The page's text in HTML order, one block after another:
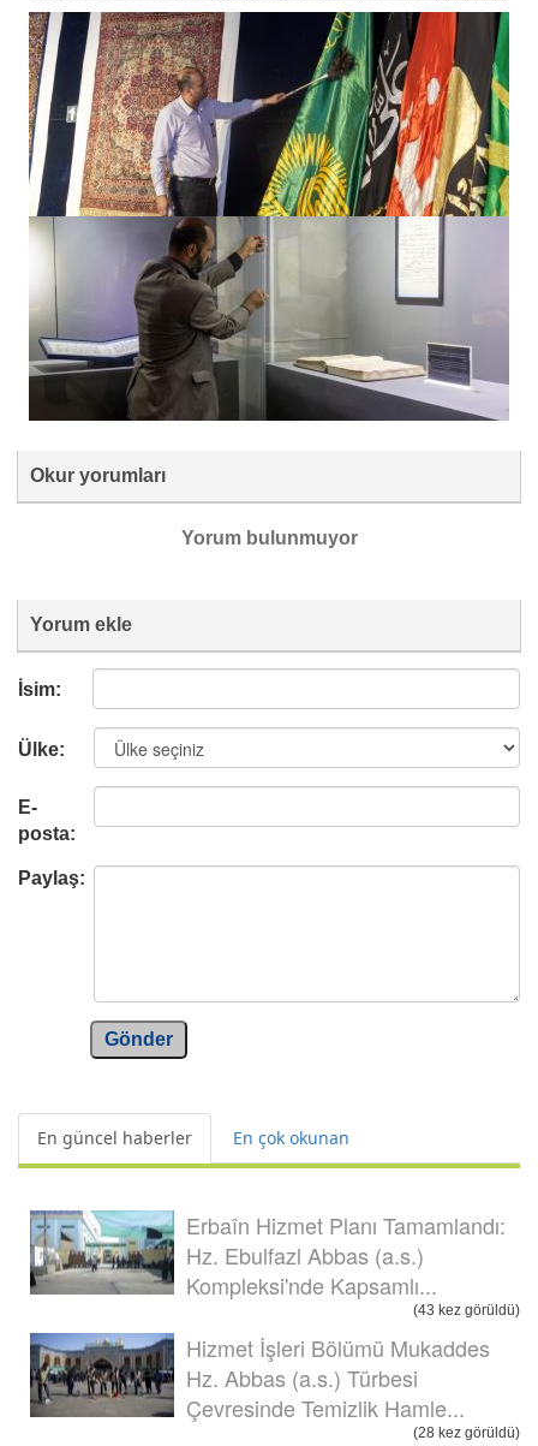
Okur yorumları
Yorum bulunmuyor
Yorum ekle
İsim:
Ülke:
E-
posta:
Paylaş:
Gönder
En güncel haberler En çok okunan
Erbaîn Hizmet Planı Tamamlandı:
Hz. Ebulfazl Abbas (a.s.)
Kompleksi'nde Kapsamlı...
(43 kez görüldü)
Hizmet İşleri Bölümü Mukaddes
Hz. Abbas (a.s.) Türbesi
Çevresinde Temizlik Hamle...
(28 kez görüldü)